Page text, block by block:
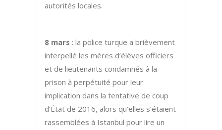
autorités locales.
8 mars : la police turque a brièvement
interpellé les mères d’élèves officiers
et de lieutenants condamnés à la
prison à perpétuité pour leur
implication dans la tentative de coup
d’État de 2016, alors qu’elles s’étaient
rassemblées à Istanbul pour lire un